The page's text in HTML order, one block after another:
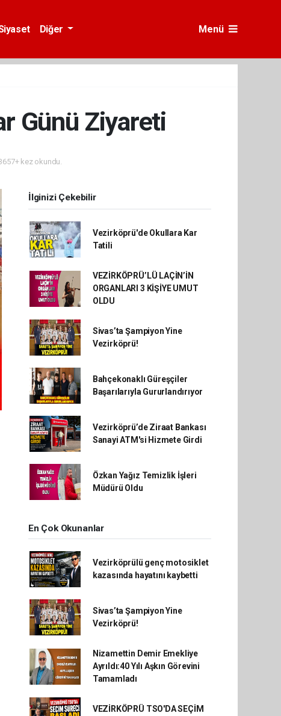
Diğer Menü
Günü Ziyareti
kez okundu.
İlginizi Çekebilir
Vezirköprü'de Okullara Kar
Tatili
VEZİRKÖPRÜ’LÜ LAÇİN’İN
ORGANLARI 3 KİŞİYE UMUT
OLDU
Sivas’ta Şampiyon Yine
Vezirköprü!
Bahçekonaklı Güreşçiler
Başarılarıyla Gururlandırıyor
Vezirköprü’de Ziraat Bankası
Sanayi ATM'si Hizmete Girdi
Özkan Yağız Temizlik İşleri
Müdürü Oldu
En Çok Okunanlar
Vezirköprülü genç motosiklet
kazasında hayatını kaybetti
Sivas’ta Şampiyon Yine
Vezirköprü!
Nizamettin Demir Emekliye
Ayrıldı:40 Yılı Aşkın Görevini
Tamamladı
VEZİRKÖPRÜ TSO'DA SEÇİM